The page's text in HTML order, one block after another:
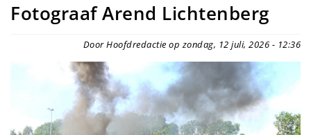
Fotograaf Arend Lichtenberg
Door Hoofdredactie op zondag, 12 juli, 2026 - 12:36